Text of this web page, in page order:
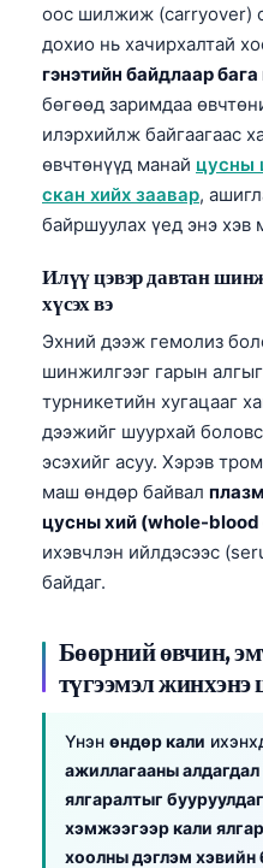
оос шилжиж (carryover)
дохио нь хачирхалтай
гэнэтийн байдлаар
бөгөөд заримдаа
илэрхийлж байгаагаас
өвчтөнүүд манай цусны
скан хийх заавар,
байршуулах үед энэ хэв
Илүү цэвэр давтан
хүсэх вэ
Эхний дээж гемолиз
шинжилгээг гарын алгыг
турникетийн хугацааг
дээжийг шуурхай
эсэхийг асуу. Хэрэв
маш өндөр байвал
цусны хий (whole-blood
ихэвчлэн ийлдэсээс
байдаг.
Бөөрний өвчин,
түгээмэл
Үнэн өндөр кали
ажиллагааны алдагдал
ялгаралтыг
хэмжээгээр кали
хоолны дэглэм хэвийн